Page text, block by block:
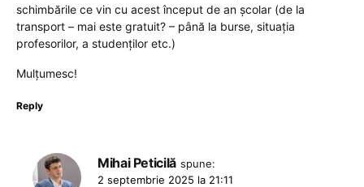
schimbările ce vin cu acest început de an școlar (de la
transport – mai este gratuit? – până la burse, situația
profesorilor, a studenților etc.)
Mulțumesc!
Reply
Mihai Peticilă spune:
2 septembrie 2025 la 21:11